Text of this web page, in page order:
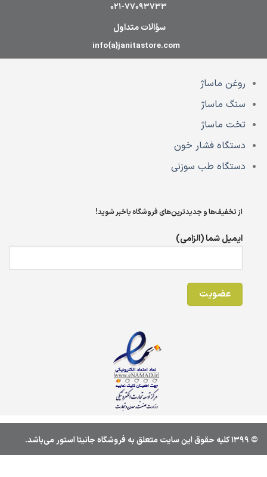
021-77093733
سؤالات متداول
info{a}janitastore.com
روغن ماساژ
سنگ ماساژ
تخت ماساژ
دستگاه فشار خون
دستگاه طب سوزنی
از تخفیف‌ها و جدیدترین‌های فروشگاه باخبر شوید!
ایمیل شما (الزامی)
© 1399 کليه حقوق اين سايت متعلق به فروشگاه جانیتا استور می‌باشد.